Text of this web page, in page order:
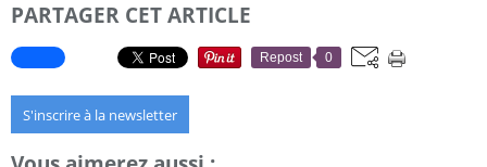
PARTAGER CET ARTICLE
Repost 0
S'inscrire à la newsletter